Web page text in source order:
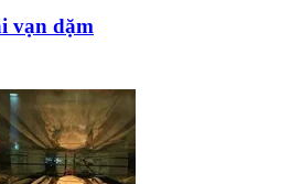
vạn dặm